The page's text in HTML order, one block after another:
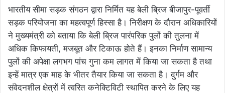
भारतीय सीमा सड़क संगठन द्वारा निर्मित यह बेली ब्रिज बीजापुर-पूवर्ती
सड़क परियोजना का महत्वपूर्ण हिस्सा है। निरीक्षण के दौरान अधिकारियों
ने मुख्यमंत्री को बताया कि बेली ब्रिज पारंपरिक पुलों की तुलना में
अधिक किफायती, मजबूत और टिकाऊ होते हैं। इनका निर्माण सामान्य
पुलों की अपेक्षा लगभग पांच गुना कम लागत में किया जा सकता है तथा
इन्हें मात्र एक माह के भीतर तैयार किया जा सकता है। दुर्गम और
संवेदनशील क्षेत्रों में त्वरित कनेक्टिविटी स्थापित करने के लिए यह